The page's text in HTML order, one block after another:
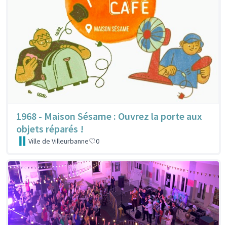
1968 - Maison Sésame : Ouvrez la porte aux
objets réparés !
Ville de Villeurbanne 0